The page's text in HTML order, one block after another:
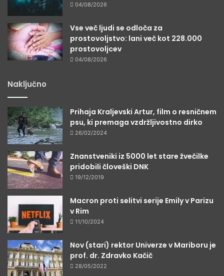
04/08/2026
Vse več ljudi se odloča za
prostovoljstvo: lani več kot 228.000
prostovoljcev
04/08/2026
Naključno
Prihaja Kraljevski Artur, film o resničnem
psu, ki premaga vzdržljivostno dirko
26/02/2024
Znanstveniki iz 5000 let stare žvečilke
pridobili človeški DNK
19/12/2019
Macron proti selitvi serije Emily v Parizu
v Rim
11/10/2024
Nov (stari) rektor Univerze v Mariboru je
prof. dr. Zdravko Kačič
28/05/2022